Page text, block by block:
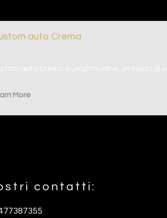
auto Crema
auto Crema é un'attitudine, un modo di
More
contatti: